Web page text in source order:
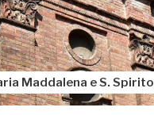
Maddalena e S. Spirito